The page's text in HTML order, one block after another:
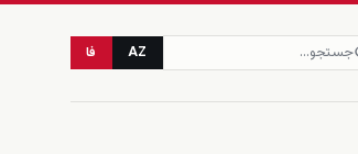
AZ فا